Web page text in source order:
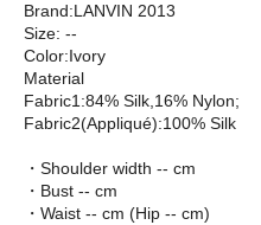
Brand:LANVIN 2013
Size: --
Color:Ivory
Material
Fabric1:84% Silk,16% Nylon;
Fabric2(Appliqué):100% Silk
・Shoulder width -- cm
・Bust -- cm
・Waist -- cm (Hip -- cm)